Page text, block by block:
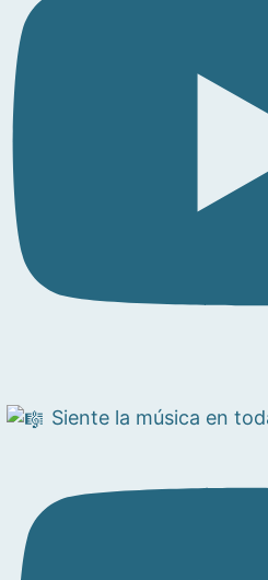
Siente la música en